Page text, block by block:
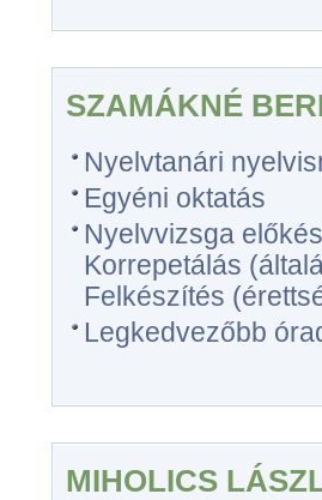
SZAMÁKNÉ
Nyelvtanári
Egyéni oktatás
Nyelvvizsga
Korrepetálás
Felkészítés
Legkedvezőbb
MIHOLICS